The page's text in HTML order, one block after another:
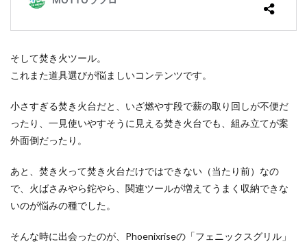
そして焚き火ツール。
これまた道具選びが悩ましいコンテンツです。
小さすぎる焚き火台だと、いざ燃やす段で薪の取り回しが不便だ
ったり、一見使いやすそうに見える焚き火台でも、組み立てが案
外面倒だったり。
あと、焚き火って焚き火台だけではできない（当たり前）なの
で、火ばさみやら鉈やら、関連ツールが増えてうまく収納できな
いのが悩みの種でした。
そんな時に出会ったのが、Phoenixriseの「フェニックスグリル」